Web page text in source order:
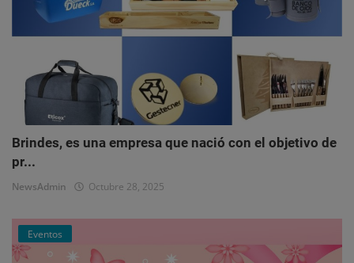
Brindes, es una empresa que nació con el objetivo de
pr...
NewsAdmin Octubre 28, 2025
Eventos